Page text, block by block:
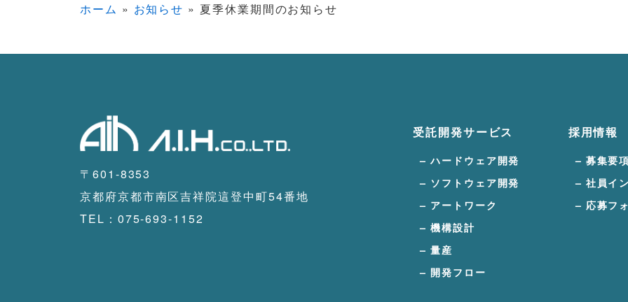
ホーム » お知らせ » 夏季休業期間のお知らせ
〒601-8353
京都府京都市南区吉祥院這登中町54番地
TEL：075-693-1152
受託開発サービス
ハードウェア開発
ソフトウェア開発
アートワーク
機構設計
量産
開発フロー
採用情報
募集要項
社員イ
応募フ